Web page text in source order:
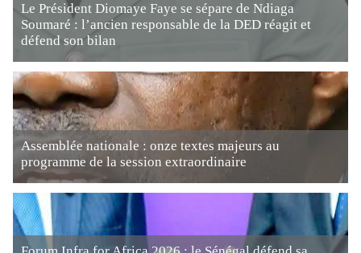
Le Président Diomaye Faye se sépare de Ndiaga
Soumaré : l’ancien responsable de la DED réagit et
défend son bilan
Assemblée nationale : onze textes majeurs au
programme de la session extraordinaire